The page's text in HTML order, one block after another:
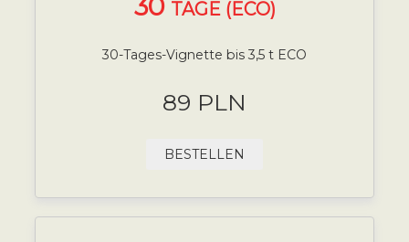
30 TAGE (ECO)
30-Tages-Vignette bis 3,5 t ECO
89 PLN
BESTELLEN